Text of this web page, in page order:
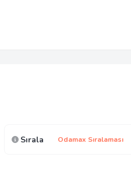
Sırala Odamax Sıralaması